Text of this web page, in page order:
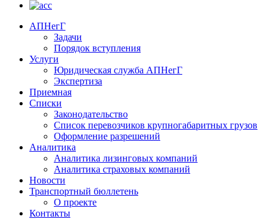
АПНегГ
Задачи
Порядок вступления
Услуги
Юридическая служба АПНегГ
Экспертиза
Приемная
Списки
Законодательство
Список перевозчиков крупногабаритных грузов
Оформление разрешений
Аналитика
Аналитика лизинговых компаний
Aналитика страховых компаний
Новости
Транспортный бюллетень
О проекте
Контакты